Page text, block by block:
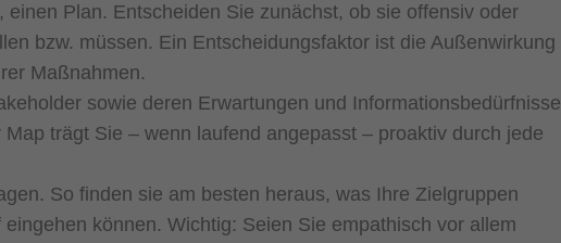
einen Plan. Entscheiden Sie zunächst, ob sie offensiv oder
bzw. müssen. Ein Entscheidungsfaktor ist die Außenwirkung
Maßnahmen.
sowie deren Erwartungen und Informationsbedürfnisse
trägt Sie – wenn laufend angepasst – proaktiv durch jede
So finden sie am besten heraus, was Ihre Zielgruppen
können. Wichtig: Seien Sie empathisch vor allem